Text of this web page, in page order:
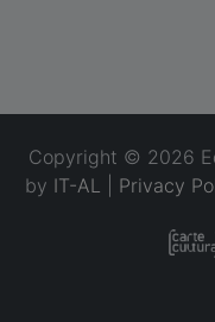
Copyright © 2026
by IT-AL Privacy